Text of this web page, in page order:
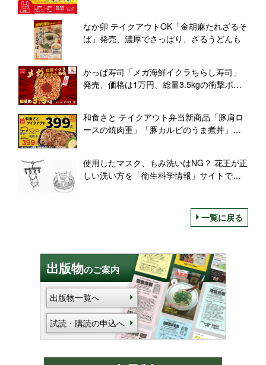
なか卯 テイクアウトOK「金胡麻たれざるそ
ば」発売、濃厚でさっぱり、ざるうどんも
かっぱ寿司「メガ海鮮イクラちらし寿司」
発売、価格は1万円、総量3.5kgの衝撃ボリ
和食さと テイクアウト弁当新商品「豚肩ロ
ースの焼肉重」「豚カルビのうま煮丼」各
使用したマスク、もみ洗いはNG？ 花王が正
しい洗い方を「衛生科学情報」サイトで解
一覧に戻る
出版物のご案内
出版物一覧へ
試読・購読の申込へ